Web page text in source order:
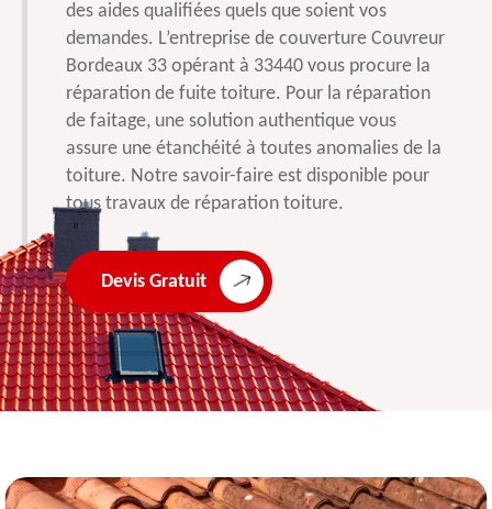
des aides qualifiées quels que soient vos
demandes. L’entreprise de couverture Couvreur
Bordeaux 33 opérant à 33440 vous procure la
réparation de fuite toiture. Pour la réparation
de faitage, une solution authentique vous
assure une étanchéité à toutes anomalies de la
toiture. Notre savoir-faire est disponible pour
tous travaux de réparation toiture.
Devis Gratuit